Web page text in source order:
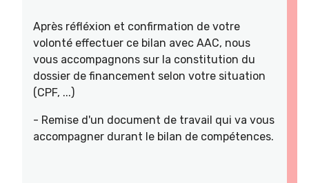
Après réfléxion et confirmation de votre
volonté effectuer ce bilan avec AAC, nous
vous accompagnons sur la constitution du
dossier de financement selon votre situation
(CPF, ...)
- Remise d'un document de travail qui va vous
accompagner durant le bilan de compétences.